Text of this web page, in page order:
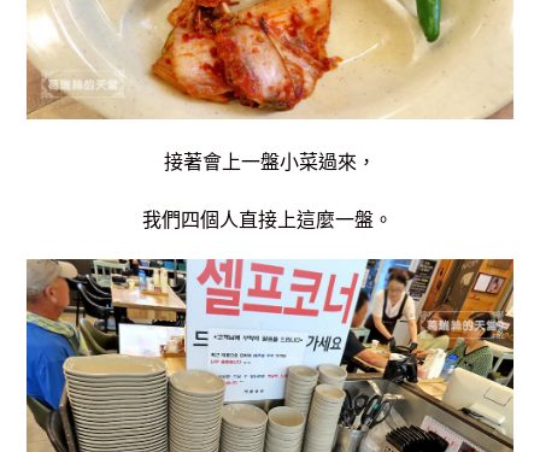
接著會上一盤小菜過來，
我們四個人直接上這麼一盤。